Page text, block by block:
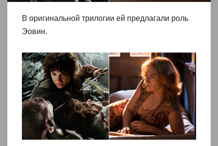
В оригинальной трилогии ей предлагали роль
Эовин.